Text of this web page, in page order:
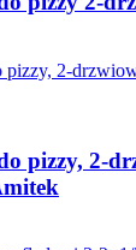
pizzy, 2-